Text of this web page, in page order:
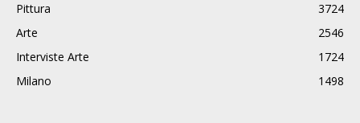
Pittura
3724
Arte
2546
Interviste Arte
1724
Milano
1498